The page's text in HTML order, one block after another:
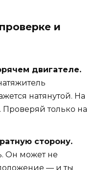
и
двигателе.
натянутой. На
только на
сторону.
Он может не
— и ты